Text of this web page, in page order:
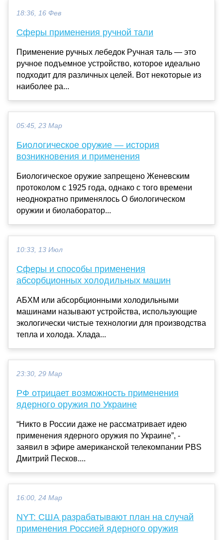
18:36, 16 Фев
Сферы применения ручной тали
Применение ручных лебедок Ручная таль — это
ручное подъемное устройство, которое идеально
подходит для различных целей. Вот некоторые из
наиболее ра...
05:45, 23 Мар
Биологическое оружие — история
возникновения и применения
Биологическое оружие запрещено Женевским
протоколом с 1925 года, однако с того времени
неоднократно применялось О биологическом
оружии и биолаборатор...
10:33, 13 Июл
Сферы и способы применения
абсорбционных холодильных машин
АБХМ или абсорбционными холодильными
машинами называют устройства, использующие
экологически чистые технологии для производства
тепла и холода. Хлада...
23:30, 29 Мар
РФ отрицает возможность применения
ядерного оружия по Украине
“Никто в России даже не рассматривает идею
применения ядерного оружия по Украине”, -
заявил в эфире американской телекомпании PBS
Дмитрий Песков....
16:00, 24 Мар
NYT: США разрабатывают план на случай
применения Россией ядерного оружия